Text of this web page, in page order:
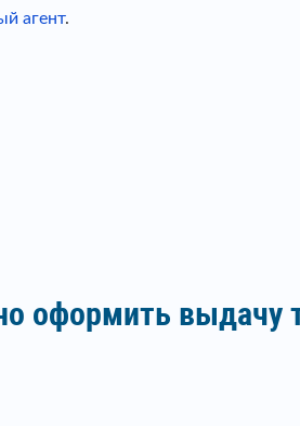
агент.
оформить выдачу